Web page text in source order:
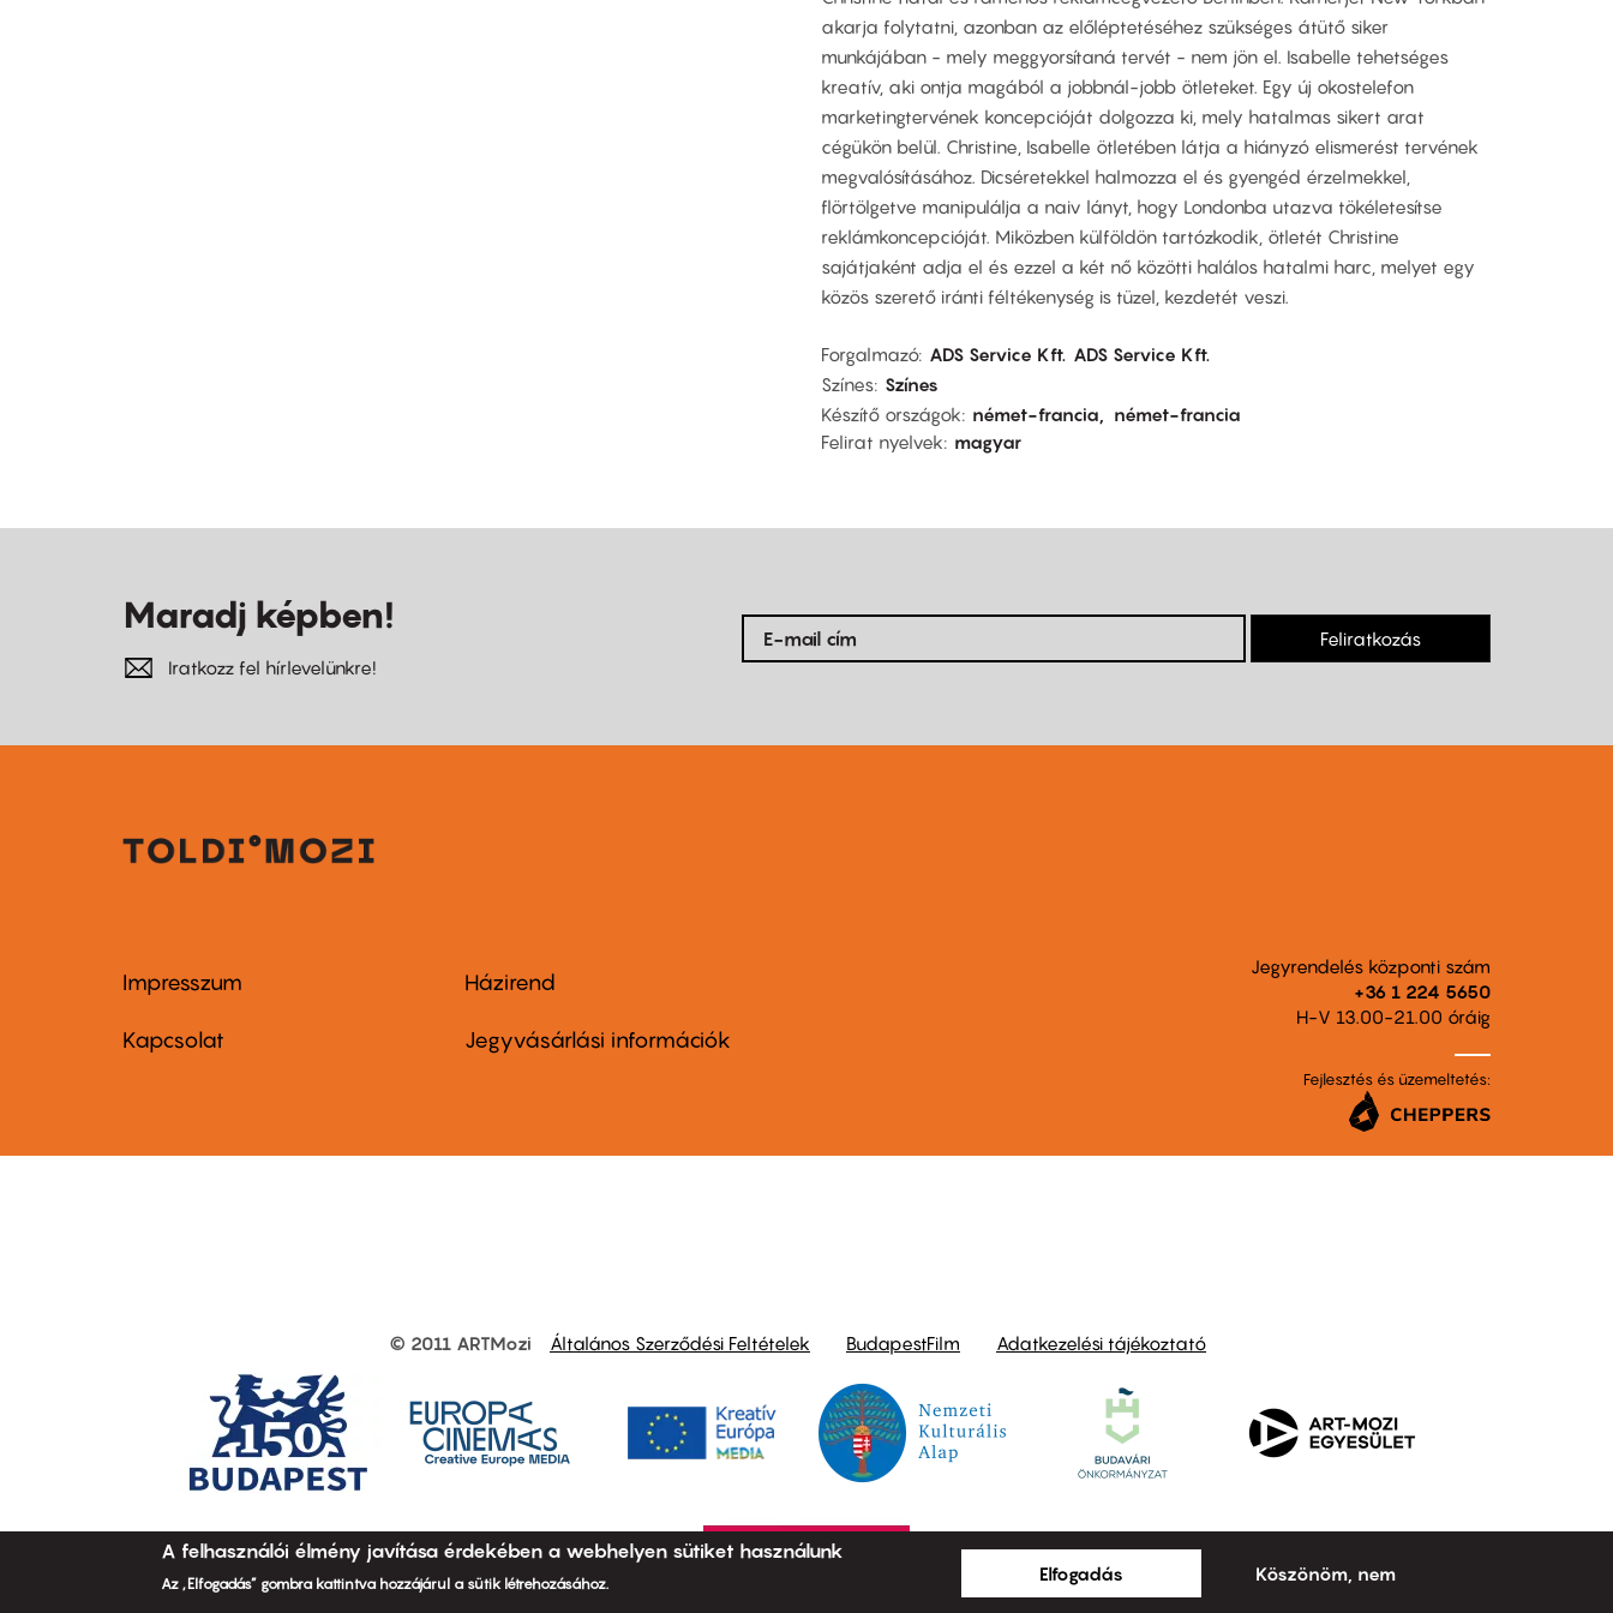
akarja folytatni, azonban az előléptetéséhez szükséges átütő siker
munkájában - mely meggyorsítaná tervét - nem jön el. Isabelle tehetséges
kreatív, aki ontja magából a jobbnál-jobb ötleteket. Egy új okostelefon
marketingtervének koncepcióját dolgozza ki, mely hatalmas sikert arat
cégükön belül. Christine, Isabelle ötletében látja a hiányzó elismerést tervének
megvalósításához. Dicséretekkel halmozza el és gyengéd érzelmekkel,
flörtölgetve manipulálja a naiv lányt, hogy Londonba utazva tökéletesítse
reklámkoncepcióját. Miközben külföldön tartózkodik, ötletét Christine
sajátjaként adja el és ezzel a két nő közötti halálos hatalmi harc, melyet egy
közös szerető iránti féltékenység is tüzel, kezdetét veszi.
Forgalmazó ADS Service Kft. ADS Service Kft.
Színes Színes
Készítő országok
német-francia
német-francia
Felirat nyelvek
magyar
Maradj képben!
Iratkozz fel hírlevelünkre!
Feliratkozás
Footer
menu
Impresszum
Kapcsolat
Footer
menu
Házirend
Jegyvásárlási információk
Jegyrendelés központi szám
+36 1 224 5650
H-V 13.00-21.00 óráig
Fejlesztés és üzemeltetés:
other
© 2011 ARTMozi Általános Szerződési Feltételek BudapestFilm Adatkezelési tájékoztató
A felhasználói élmény javítása érdekében a webhelyen sütiket használunk
Az „Elfogadás” gombra kattintva hozzájárul a sütik létrehozásához. Elfogadás Köszönöm, nem